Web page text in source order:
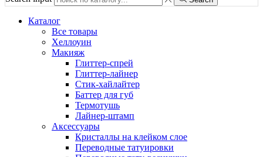
Каталог
Все товары
Хеллоуин
Макияж
Глиттер-спрей
Глиттер-лайнер
Стик-хайлайтер
Баттер для губ
Термотушь
Лайнер-штамп
Аксессуары
Кристаллы на клейком слое
Переводные татуировки